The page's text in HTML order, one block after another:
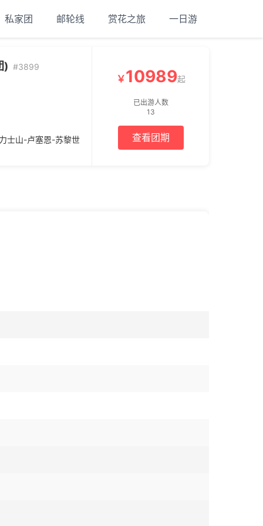
私家团 邮轮线 赏花之旅 一日游
) #3899
士山-卢塞恩-苏黎世
￥10989起
已出游人数
13
查看团期